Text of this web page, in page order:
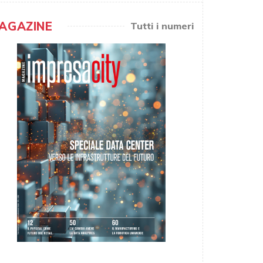
Tutti i numeri